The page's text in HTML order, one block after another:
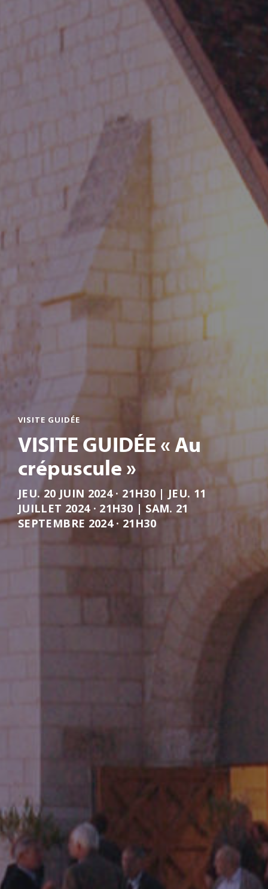
VISITE GUIDÉE
VISITE GUIDÉE « Au
crépuscule »
JEU. 20 JUIN 2024 · 21H30 | JEU. 11
JUILLET 2024 · 21H30 | SAM. 21
SEPTEMBRE 2024 · 21H30